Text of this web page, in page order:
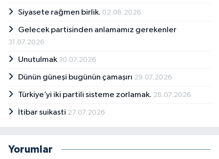
Siyasete rağmen birlik. 02.08.2026
Gelecek partisinden anlamamız gerekenler
31.07.2026
Unutulmak 30.07.2026
Dünün güneşi bugünün çamaşırı 29.07.2026
Türkiye’yi iki partili sisteme zorlamak. 28.07.2026
İtibar suikasti 27.07.2026
Yorumlar